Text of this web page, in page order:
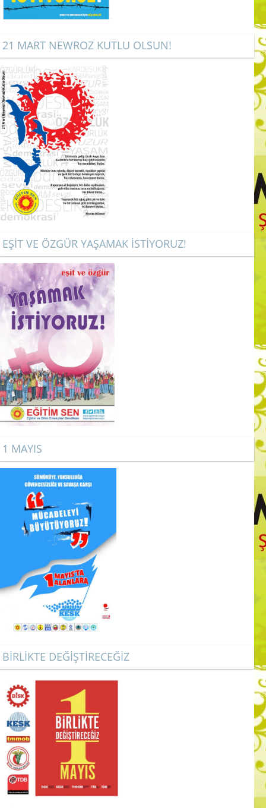
21 MART NEWROZ KUTLU OLSUN!
EŞİT VE ÖZGÜR YAŞAMAK İSTİYORUZ!
1 MAYIS
BİRLİKTE DEĞİŞTİRECEĞİZ